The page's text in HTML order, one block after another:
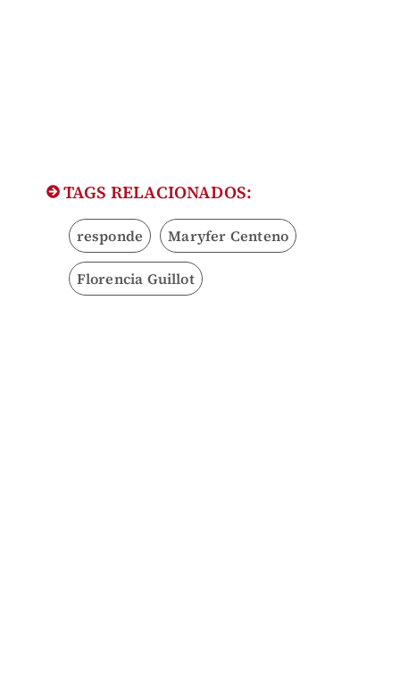
TAGS RELACIONADOS:
responde Maryfer Centeno
Florencia Guillot